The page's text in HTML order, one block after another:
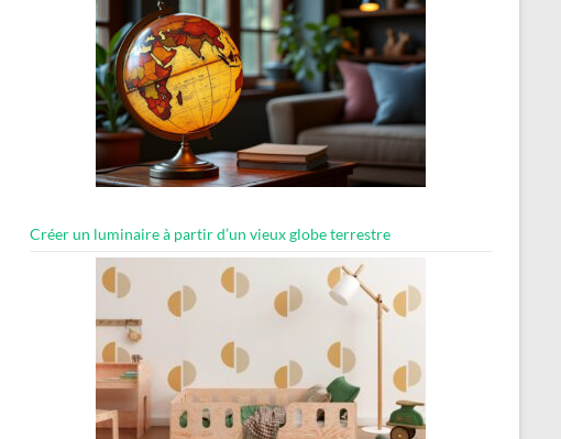
Créer un luminaire à partir d’un vieux globe terrestre